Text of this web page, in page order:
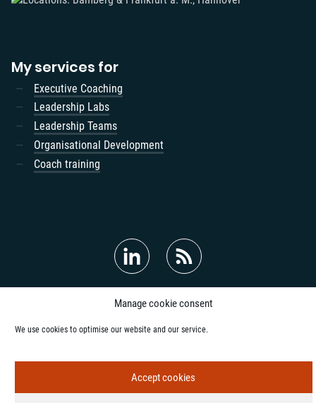
Manage cookie consent
We use cookies to optimise our website and our service.
Accept cookies
My services for
Executive Coaching
Leadership Labs
Leadership Teams
Organisational Development
Coach training
© 2018-2026 Oliver König